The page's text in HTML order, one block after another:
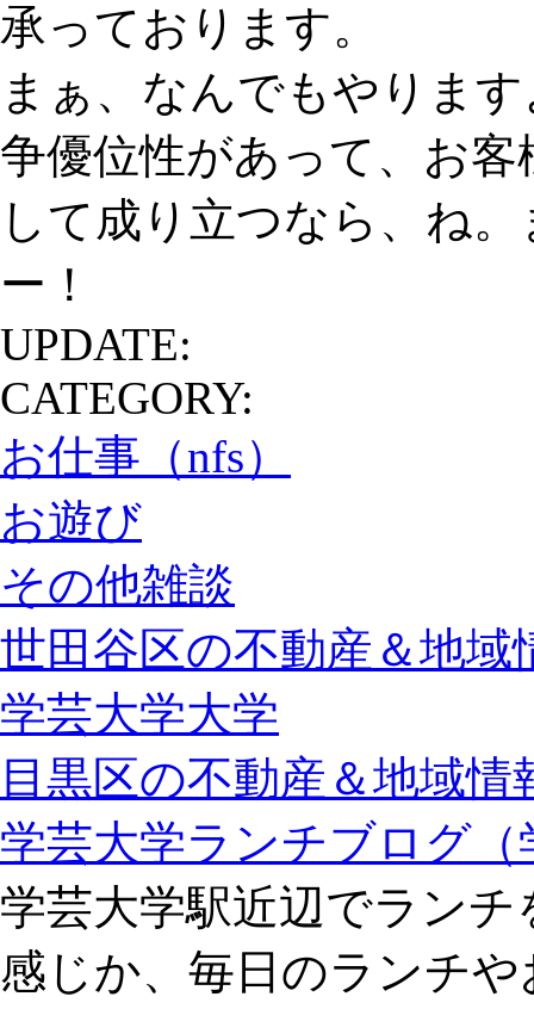
承っております。
まぁ、なんでもやりま
争優位性があって、お
して成り立つなら、ね
ー！
UPDATE:
CATEGORY:
お仕事（nfs）
お遊び
その他雑談
世田谷区の不動産＆地域
学芸大学大学
目黒区の不動産＆地域情
学芸大学ランチブログ
学芸大学駅近辺でラン
感じか、毎日のランチ